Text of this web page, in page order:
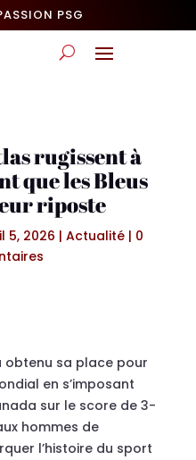
PSG
rugissent à
que les Bleus
riposte
5, 2026 | Actualité| 0
obtenu sa place pour
en s’imposant
sur le score de 3-
hommes de
l’histoire du sport